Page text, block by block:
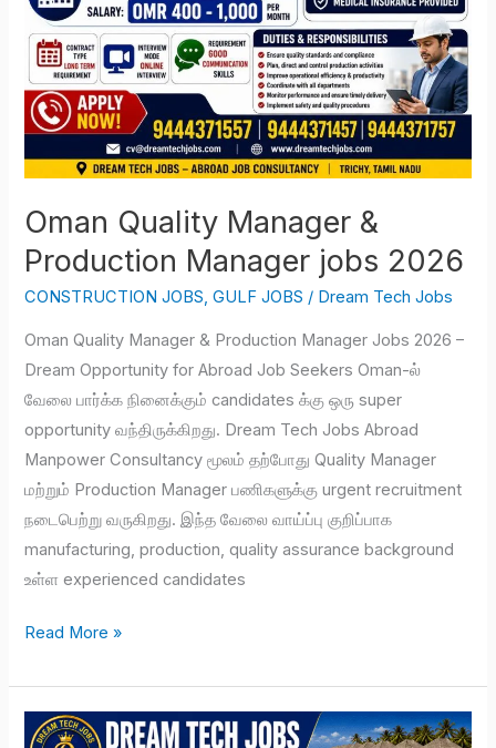
Oman Quality Manager &
Production Manager jobs 2026
CONSTRUCTION JOBS,GULF JOBS / Dream Tech Jobs
Oman Quality Manager & Production Manager Jobs 2026 –
Dream Opportunity for Abroad Job Seekers Oman-ல்
வேலை பார்க்க நினைக்கும் candidates க்கு ஒரு super
opportunity வந்திருக்கிறது. Dream Tech Jobs Abroad
Manpower Consultancy மூலம் தற்போது Quality Manager
மற்றும் Production Manager பணிகளுக்கு urgent recruitment
நடைபெற்று வருகிறது. இந்த வேலை வாய்ப்பு குறிப்பாக
manufacturing, production, quality assurance background
உள்ள experienced candidates
Read More »
Maldives